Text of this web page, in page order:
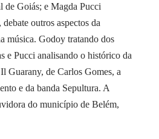
de Goiás; e Magda Pucci
outros aspectos da
música. Godoy tratando dos
e Pucci analisando o histórico da
Guarany, de Carlos Gomes, a
e da banda Sepultura. A
do município de Belém,